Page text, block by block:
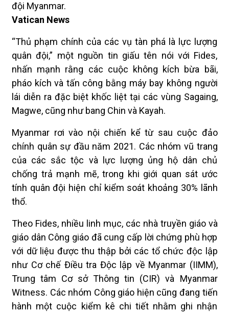
đội Myanmar.
Vatican News
“Thủ phạm chính của các vụ tàn phá là lực lượng
quân đội,” một nguồn tin giấu tên nói với Fides,
nhấn mạnh rằng các cuộc không kích bừa bãi,
pháo kích và tấn công bằng máy bay không người
lái diễn ra đặc biệt khốc liệt tại các vùng Sagaing,
Magwe, cũng như bang Chin và Kayah.
Myanmar rơi vào nội chiến kể từ sau cuộc đảo
chính quân sự đầu năm 2021. Các nhóm vũ trang
của các sắc tộc và lực lượng ủng hộ dân chủ
chống trả mạnh mẽ, trong khi giới quan sát ước
tính quân đội hiện chỉ kiểm soát khoảng 30% lãnh
thổ.
Theo Fides, nhiều linh mục, các nhà truyền giáo và
giáo dân Công giáo đã cung cấp lời chứng phù hợp
với dữ liệu được thu thập bởi các tổ chức độc lập
như Cơ chế Điều tra Độc lập về Myanmar (IIMM),
Trung tâm Cơ sở Thông tin (CIR) và Myanmar
Witness. Các nhóm Công giáo hiện cũng đang tiến
hành một cuộc kiểm kê chi tiết nhằm ghi nhận